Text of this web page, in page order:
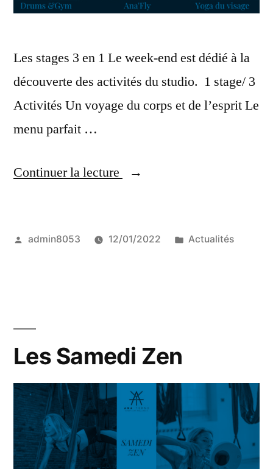
Les stages 3 en 1 Le week-end est dédié à la
découverte des activités du studio. 1 stage/ 3
Activités Un voyage du corps et de l’esprit Le
menu parfait …
Continuer la lecture
« Les
en
Publié
admin8053 12/01/2022
Publié
Actualités
Les Samedi Zen